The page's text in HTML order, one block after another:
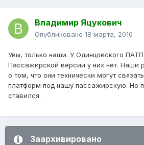
Владимир Яцукович
Опубликовано 18 марта, 2010
Увы, только наши. У Одинцовского ПАТП
Пассажирской версии у них нет. Наши
о том, что они технически могут
платформ под нашу пассажирскую. Но
ставился.
Заархивировано